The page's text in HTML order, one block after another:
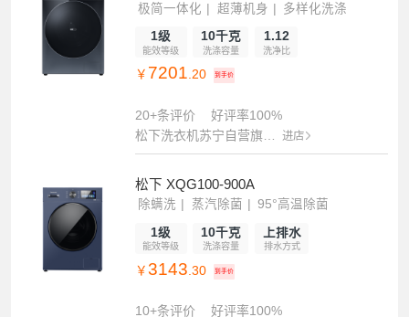
极简一体化 超薄机身 多样化洗涤
1级
能效等级
10千克
洗涤容量
1.12
洗净比
￥ 7201.20 到手价
20+条评价
好评率100%
松下洗衣机苏宁自营旗舰店
进店
松下 XQG100-900A
除螨洗 蒸汽除菌 95°高温除菌
1级
能效等级
10千克
洗涤容量
上排水
排水方式
￥ 3143.30 到手价
10+条评价 好评率100%